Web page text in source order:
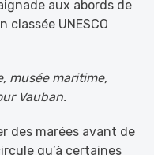
aux abords de
classée UNESCO
musée maritime,
Vauban.
des marées avant de
qu’à certaines